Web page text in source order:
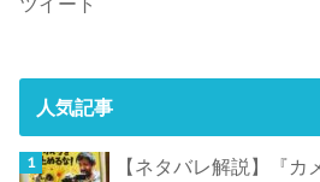
人気記事
【ネタバレ解説】『